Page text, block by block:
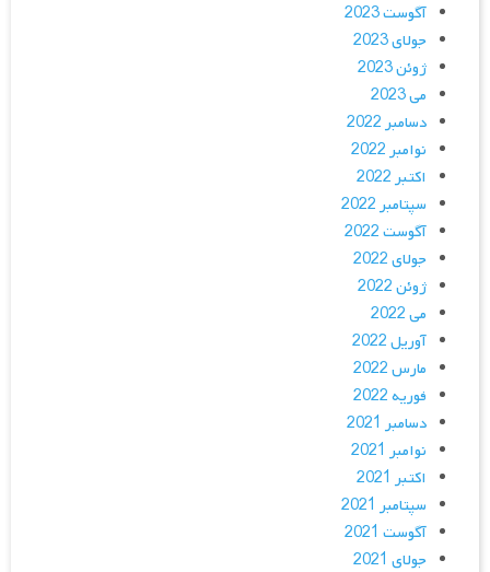
آگوست 2023
جولای 2023
ژوئن 2023
می 2023
دسامبر 2022
نوامبر 2022
اکتبر 2022
سپتامبر 2022
آگوست 2022
جولای 2022
ژوئن 2022
می 2022
آوریل 2022
مارس 2022
فوریه 2022
دسامبر 2021
نوامبر 2021
اکتبر 2021
سپتامبر 2021
آگوست 2021
جولای 2021